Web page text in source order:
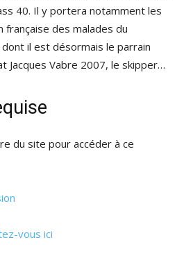
40. Il y portera notamment les
française des malades du
il est désormais le parrain
Jacques Vabre 2007, le skipper…
du site pour accéder à ce
vous ici